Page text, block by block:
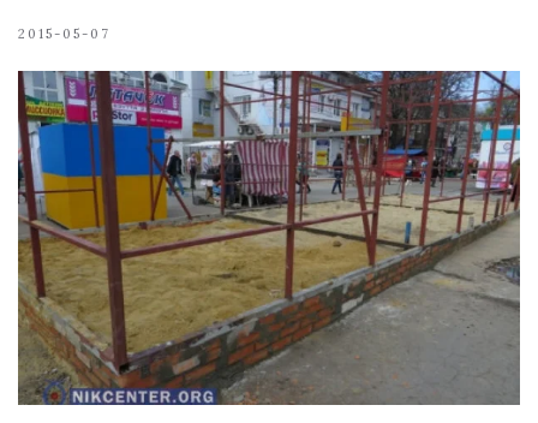
2015-05-07